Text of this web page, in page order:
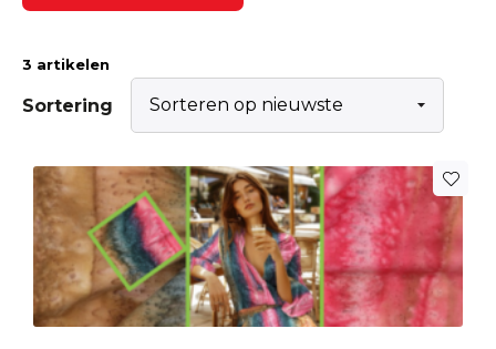
3 artikelen
Sortering